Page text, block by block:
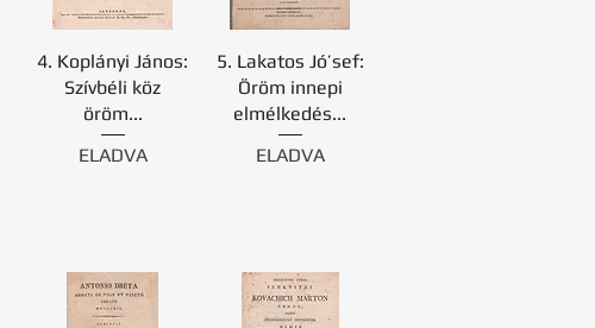
4. Koplányi János:
Szívbéli köz
öröm...
ELADVA
5. Lakatos Jó’sef:
Öröm innepi
elmélkedés...
ELADVA